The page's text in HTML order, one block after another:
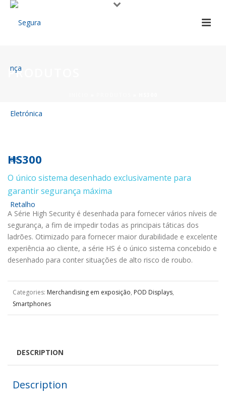
PRODUTOS
HS300
O único sistema desenhado exclusivamente para
garantir segurança máxima
A Série High Security é desenhada para fornecer vários níveis de
segurança, a fim de impedir todas as principais táticas dos
ladrões. Otimizado para fornecer maior durabilidade e excelente
experiência ao cliente, a série HS é o único sistema concebido e
desenhado para conter situações de alto risco de roubo.
Categories: Merchandising em exposição, POD Displays,
Smartphones
DESCRIPTION
Description